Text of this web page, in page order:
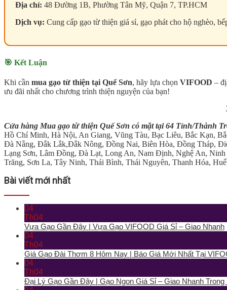
Địa chỉ: 48 Đường 1B, Phường Tân Mỹ, Quận 7, TP.HCM
Dịch vụ: Cung cấp gạo từ thiện giá sỉ, gạo phát cho hộ nghèo,
🎯 Kết Luận
Khi cần mua gạo từ thiện tại Quế Sơn, hãy lựa chọn VIFOOD –
ưu đãi nhất cho chương trình thiện nguyện của bạn!
Cửa hàng Mua gạo từ thiện Quế Sơn có mặt tại 64 Tỉnh/Thành
Hồ Chí Minh, Hà Nội, An Giang, Vũng Tàu, Bạc Liêu, Bắc Kạn,
Đà Nẵng, Đắk Lắk,Đắk Nông, Đồng Nai, Biên Hòa, Đồng Tháp,
Lạng Sơn, Lâm Đồng, Đà Lạt, Long An, Nam Định, Nghệ An,
Trăng, Sơn La, Tây Ninh, Thái Bình, Thái Nguyên, Thanh Hóa,
Bài viết mới nhất
04
Th04
Vựa Gạo Gần Đây | Vựa Gạo VIFOOD Giá Sỉ – Giao Nhanh
04
Th04
Giá Gạo Đài Thơm 8 Hôm Nay | Báo Giá Mới Nhất Tại
04
Th04
Đại Lý Gạo Gần Đây | Gạo Ngon Giá Sỉ – Giao Nhanh Trong